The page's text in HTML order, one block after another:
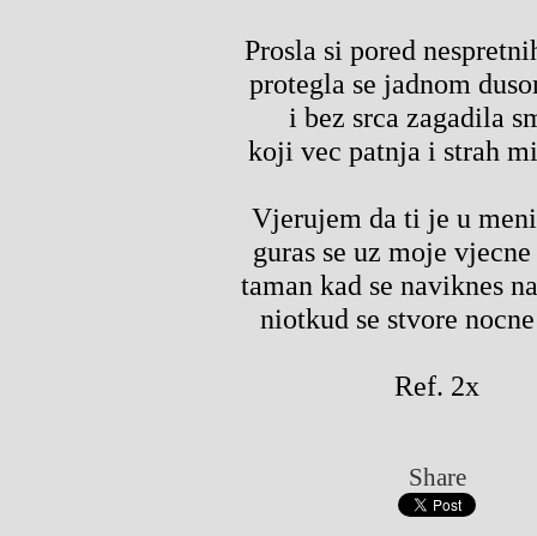
Prosla si pored
protegla se jadnom
i bez srca zagadila
koji vec patnja i strah
Vjerujem da ti je u
guras se uz moje vjecne
taman kad se naviknes
niotkud se stvore
Ref. 2x
Share